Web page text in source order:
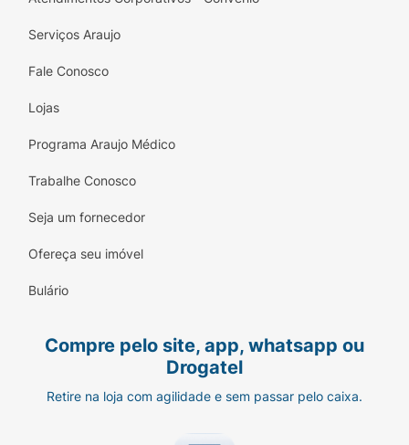
Serviços Araujo
Fale Conosco
Lojas
Programa Araujo Médico
Trabalhe Conosco
Seja um fornecedor
Ofereça seu imóvel
Bulário
Compre pelo site, app, whatsapp ou
Drogatel
Retire na loja com agilidade e sem passar pelo caixa.